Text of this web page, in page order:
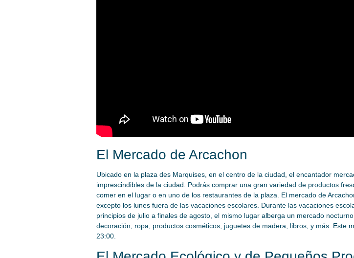
El Mercado de Arcachon
Ubicado en la plaza des Marquises, en el centro de la ciudad, el encantador
imprescindibles de la ciudad. Podrás comprar una gran variedad de productos
comer en el lugar o en uno de los restaurantes de la plaza. El mercado de
excepto los lunes fuera de las vacaciones escolares. Durante las vacaciones
principios de julio a finales de agosto, el mismo lugar alberga un mercado
decoración, ropa, productos cosméticos, juguetes de madera, libros, y más. Este
23:00.